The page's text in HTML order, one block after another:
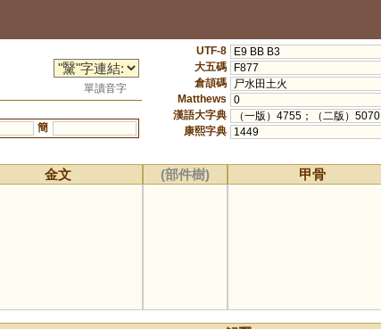
單讀音字
簡
UTF-8
E9 BB B3
大五碼
F877
倉頡碼
尸水田土火
Matthews
0
漢語大字典
（一版）4755；（二版）5070
康熙字典
1449
金文 (部件樹) 甲骨